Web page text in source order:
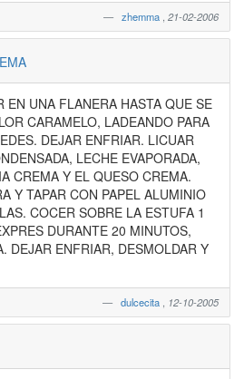
zhemma 21-02-2006
EN UNA FLANERA HASTA QUE SE
CARAMELO, LADEANDO PARA
DEJAR ENFRIAR. LICUAR
LECHE EVAPORADA,
CREMA Y EL QUESO CREMA.
Y TAPAR CON PAPEL ALUMINIO
COCER SOBRE LA ESTUFA 1
DURANTE 20 MINUTOS,
DEJAR ENFRIAR, DESMOLDAR Y
dulcecita 12-10-2005